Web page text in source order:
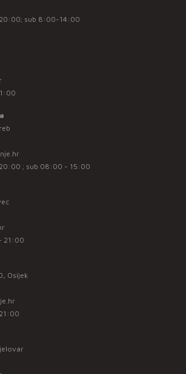
sub 8:00-14:00
; sub 08:00 - 15:00
21:00
Osijek